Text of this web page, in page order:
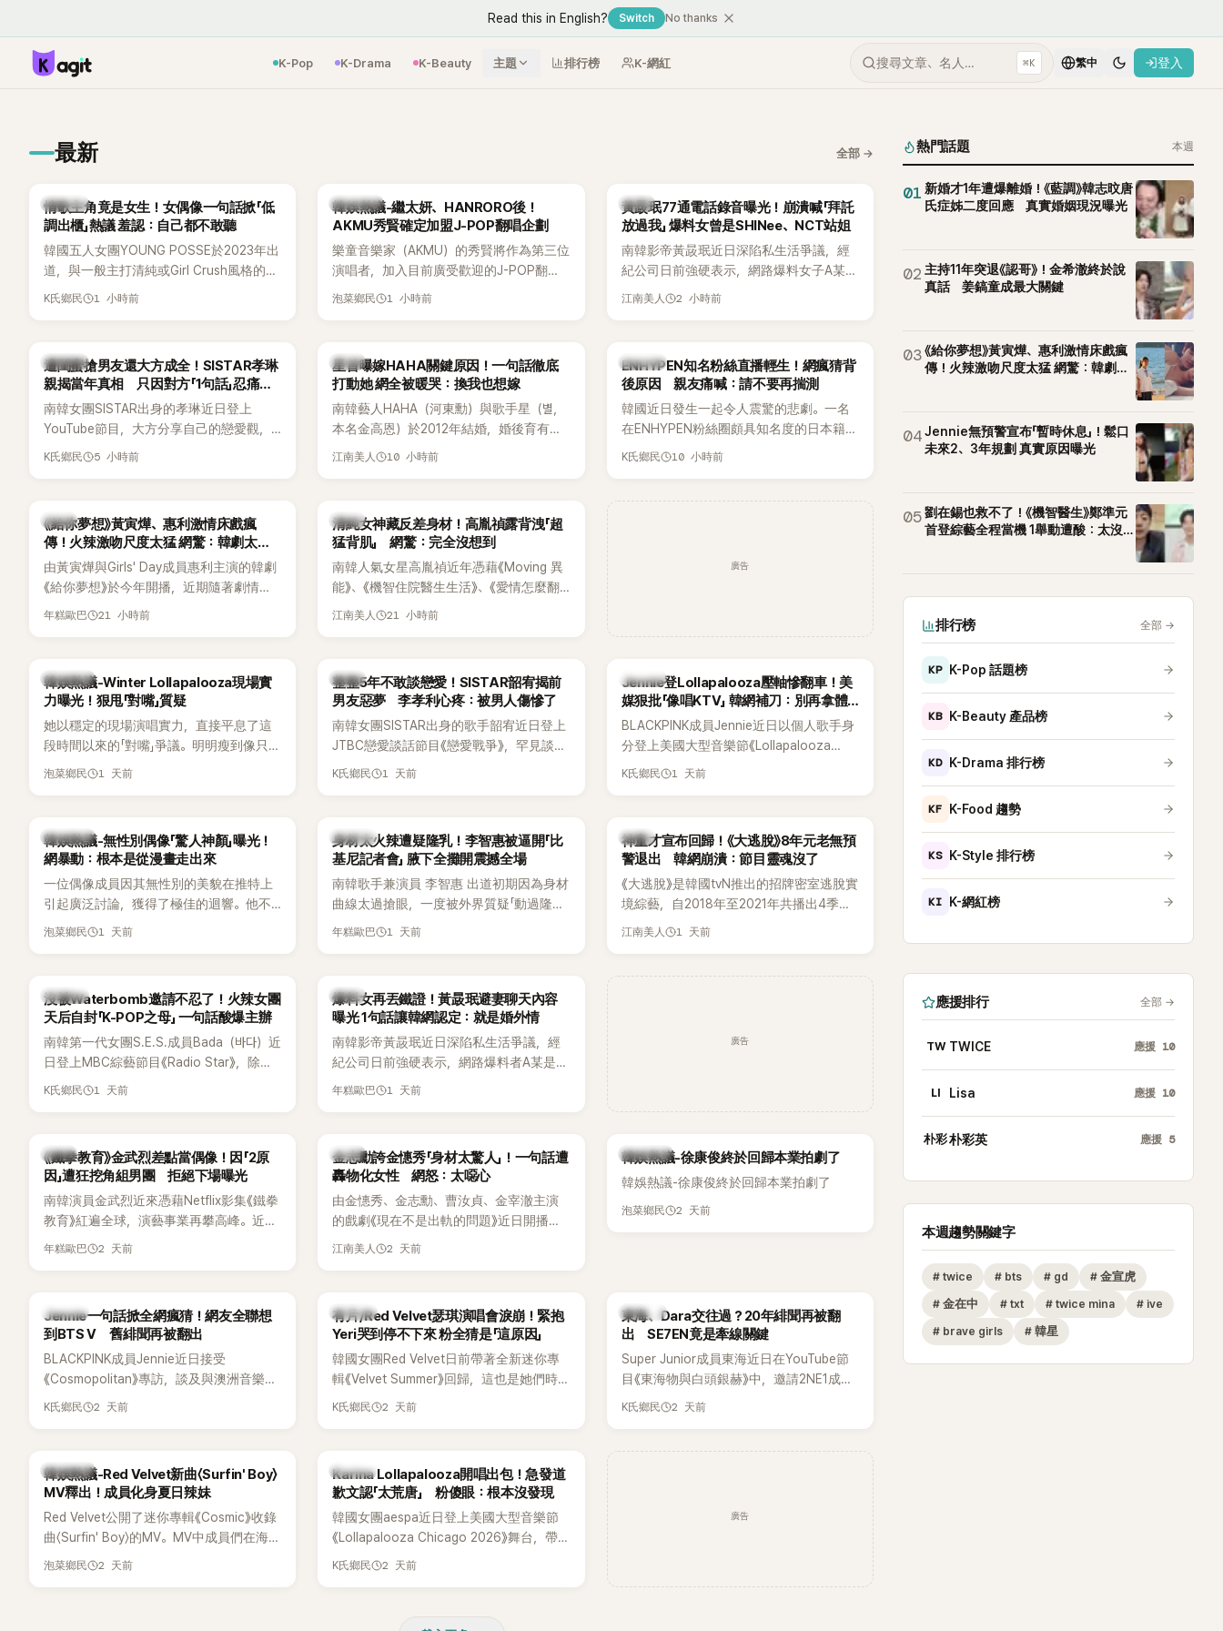
Read this in English? Switch No thanks
K-Pop K-Drama K-Beauty 主題 排行榜 K-網紅 搜尋文章、名人… ⌘K 繁中 登入
最新 全部 →
K-POP
情歌主角竟是女生！女偶像一句話掀「低
調出櫃」熱議 羞認：自己都不敢聽
韓國五人女團YOUNG POSSE於2023年出
道，與一般主打清純或Girl Crush風格的女
團不同，她們以濃厚的Hip-Hop元素、自
的音樂風格，在海外尤其是歐美市場累積
不少人氣，逐漸成為第五代女團中極具辨
識度的新生代代表之一。
K氏鄉民 1 小時前
熱議討論
韓娛熱議-繼太妍、HANRORO後！
AKMU秀賢確定加盟J-POP翻唱企劃
樂童音樂家（AKMU）的秀賢將作為第三位
演唱者，加入目前廣受歡迎的J-POP翻唱
企劃。繼太妍和Hanroro之後，秀賢已獲
泡菜鄉民 1 小時前
韓星
黃晸珉77通電話錄音曝光！崩潰喊「拜託
放過我」 爆料女曾是SHINee、NCT站姐
南韓影帝黃晸珉近日深陷私生活爭議，經
紀公司日前強硬表示，網路爆料女子A某涉
嫌長期跟蹤黃晸珉，已正式採取法律行
的單方面騷擾。如今，韓媒《Dispatch》再
曝光雙方77通電話的錄音內容，而A也首
度承認自己過去曾是SHINee、NCT等偶像
團體的「站姐」，事件持續延燒。
江南美人 2 小時前
K-POP
遭閨蜜搶男友還大方成全！SISTAR孝琳
親揭當年真相 只因對方「1句話」忍痛放
手
南韓女團SISTAR出身的孝琳近日登上
YouTube節目，大方分享自己的戀愛觀，
更首度坦承過去曾遭最好的朋友搶走男
K氏鄉民 5 小時前
韓星
星首曝嫁HAHA關鍵原因！一句話徹底
打動她 網全被暖哭：換我也想嫁
南韓藝人HAHA（河東勳）與歌手星（별，
本名金高恩）於2012年結婚，婚後育有兩
子一女，一家五口生活幸福美滿，也是韓
步入婚姻的最大理由。
江南美人 10 小時前
K-POP
ENHYPEN知名粉絲直播輕生！網瘋猜背
後原因 親友痛喊：請不要再揣測
韓國近日發生一起令人震驚的悲劇。一名
在ENHYPEN粉絲圈頗具知名度的日本籍女
粉絲，日前在TikTok直播期間輕生，最終
K氏鄉民 10 小時前
韓劇
《給你夢想》黃寅燁、惠利激情床戲瘋
傳！火辣激吻尺度太猛 網驚：韓劇太敢
拍
由黃寅燁與Girls' Day成員惠利主演的韓劇
《給你夢想》於今年開播，近期隨著劇情進
入高潮，男女主角的感情線快速升溫。最
年糕歐巴 21 小時前
韓星
清純女神藏反差身材！高胤禎露背洩「超
猛背肌」 網驚：完全沒想到
南韓人氣女星高胤禎近年憑藉《Moving 異
能》、《機智住院醫生生活》、《愛情怎麼翻
譯？》、《努力克服自卑的我們》等多部熱門
近況照意外掀起熱議，不是因為仙氣十足
的美貌，而是藏在纖細身材下的超狂背肌
與肩膀線條，反差感十足，讓不少網友看
傻直呼：「原來她身材這麼猛！」
江南美人 21 小時前
廣告
熱議討論
韓娛熱議-Winter Lollapalooza現場實
力曝光！狠甩「對嘴」質疑
她以穩定的現場演唱實力，直接平息了這
段時間以來的「對嘴」爭議。明明瘦到像只剩
骨頭，怎麼還能唱出這麼驚人的爆發力和
泡菜鄉民 1 天前
韓星
整整5年不敢談戀愛！SISTAR韶宥揭前
男友惡夢 李孝利心疼：被男人傷慘了
南韓女團SISTAR出身的歌手韶宥近日登上
JTBC戀愛談話節目《戀愛戰爭》，罕見談及
自己的感情生活，不僅坦言已經整整5年沒
K氏鄉民 1 天前
K-POP
Jennie登Lollapalooza壓軸慘翻車！美
媒狠批「像唱KTV」 韓網補刀：別再拿體
力當藉口
BLACKPINK成員Jennie近日以個人歌手身
分登上美國大型音樂節《Lollapalooza
Chicago》主舞台，不僅成為首位擔任該音
遭部分網友質疑，就連美國當地媒體也毫
不留情給出負評，甚至形容整場演出「就像
一場豪華KTV」。
K氏鄉民 1 天前
熱議討論
韓娛熱議-無性別偶像「驚人神顏」曝光！
網暴動：根本是從漫畫走出來
一位偶像成員因其無性別的美貌在推特上
引起廣泛討論，獲得了極佳的迴響。他不
僅外型出眾，舞技也備受讚譽。
泡菜鄉民 1 天前
K-POP
身材太火辣遭疑隆乳！李智惠被逼開「比
基尼記者會」 腋下全攤開震撼全場
南韓歌手兼演員 李智惠 出道初期因為身材
曲線太過搶眼，一度被外界質疑「動過隆乳
手術」，最後甚至被公司安排親上火線，召
口回憶這段「隆乳疑雲黑歷史」，話題再度被
翻出來熱議。 2日播出的 SBS 綜藝節目
《我的經紀人太難搞－秘書鎮》，邀請同時
兼顧工作與育兒的演藝圈代表「媽媽群」
——李智惠、李賢怡、李恩亨，以第13位
最近的新聞，李瑞鎮突然直球發問：「妳不
是上新聞了？說妳去做整形？是人中縮短
手術嗎？」一貫犀利又不留情的問法，讓現
場瞬間笑成一片。對此，李智惠也毫不閃
躲，淡定接招，兩人鬥嘴默契十足。 話題
會？」直接點名她當年的風波。李智惠聽了
忍不住笑說：「哥怎麼連這個都知道？」李瑞
鎮則回嘴：「那時候新聞鬧那麼大，不知道
才奇怪吧。」一來一往，氣氛反而更加輕
鬆。 談到當年情況，李智惠終於鬆口坦
言，當時確實被質疑動過隆胸手術。她回
自站出來說清楚。 李智惠進一步解釋，當
時隆胸手術幾乎只有「腋下切開」一種方式，
脆把腋下給大家看，證明我根本沒動過。」
一句話說完，全場瞬間炸鍋，來賓又驚又
笑。 事實上，早在 2006 年，李智惠就為
了證明自己沒有「隆乳」，真的召開了一場泳
年糕歐巴 1 天前
韓星
神童才宣布回歸！《大逃脫》8年元老無預
警退出 韓網崩潰：節目靈魂沒了
《大逃脫》是韓國tvN推出的招牌密室逃脫實
境綜藝，自2018年至2021年共播出4季，
由鄭鍾淵PD打造完整的「大逃脫宇宙
江南美人 1 天前
K-POP
沒被Waterbomb邀請不忍了！火辣女團
天后自封「K-POP之母」 一句話酸爆主辦
南韓第一代女團S.E.S.成員Bada（바다）近
日登上MBC綜藝節目《Radio Star》，除了
分享近況，還罕見公開向夏季音樂節
根本只是懂了皮毛。」一番話笑翻全場，也
引發網友熱議。
K氏鄉民 1 天前
韓星
爆料女再丟鐵證！黃晸珉避妻聊天內容
曝光 1句話讓韓網認定：就是婚外情
南韓影帝黃晸珉近日深陷私生活爭議，經
紀公司日前強硬表示，網路爆料者A某是涉
嫌長期跟蹤黃晸珉的嫌疑人，已採取法律
「雙向互動」，並非外界所稱的單方面騷擾。
年糕歐巴 1 天前
廣告
韓星
《鐵拳教育》金武烈差點當偶像！因「2原
因」遭狂挖角組男團 拒絕下場曝光
南韓演員金武烈近來憑藉Netflix影集《鐵拳
教育》紅遍全球，演藝事業再攀高峰。近日
被爆出一段鮮為人知的出道祕辛，原來他
年糕歐巴 2 天前
韓星
金志勳誇金憓秀「身材太驚人」！一句話遭
轟物化女性 網怒：太噁心
由金憓秀、金志勳、曹汝貞、金宰澈主演
的戲劇《現在不是出軌的問題》近日開播，
為宣傳新作品，四位主演一同出演
味，引發大量批評。
江南美人 2 天前
熱議討論
韓娛熱議-徐康俊終於回歸本業拍劇了
韓娛熱議-徐康俊終於回歸本業拍劇了
泡菜鄉民 2 天前
K-POP
Jennie一句話掀全網瘋猜！網友全聯想
到BTS V 舊緋聞再被翻出
BLACKPINK成員Jennie近日接受
《Cosmopolitan》專訪，談及與澳洲音樂人
Tame Impala合作推出〈Dracula（JENNIE
K氏鄉民 2 天前
K-POP
有片/Red Velvet瑟琪演唱會淚崩！緊抱
Yeri哭到停不下來 粉全猜是「這原因」
韓國女團Red Velvet日前帶著全新迷你專
輯《Velvet Summer》回歸，這也是她們時
隔2年再度推出新作品。為慶祝出道12週
度落淚，令人相當心疼。
K氏鄉民 2 天前
K-POP
東海、Dara交往過？20年緋聞再被翻
出 SE7EN竟是牽線關鍵
Super Junior成員東海近日在YouTube節
目《東海物與白頭銀赫》中，邀請2NE1成員
Dara擔任嘉賓。兩人不僅回憶出道前的青
K氏鄉民 2 天前
熱議討論
韓娛熱議-Red Velvet新曲〈Surfin' Boy〉
MV釋出！成員化身夏日辣妹
Red Velvet公開了迷你專輯《Cosmic》收錄
曲〈Surfin' Boy〉的MV。MV中成員們在海邊
享受夏日，展現了清爽活潑的魅力。
泡菜鄉民 2 天前
K-POP
Karina Lollapalooza開唱出包！急發道
歉文認「太荒唐」 粉傻眼：根本沒發現
韓國女團aespa近日登上美國大型音樂節
《Lollapalooza Chicago 2026》舞台，帶
來多首代表作與新歌演出，現場氣氛嗨
K氏鄉民 2 天前
廣告
熱門話題 本週
01 新婚才1年遭爆離婚！《藍調》韓志旼唐
氏症姊二度回應 真實婚姻現況曝光
02 主持11年突退《認哥》！金希澈終於說
真話 姜鎬童成最大關鍵
03《給你夢想》黃寅燁、惠利激情床戲瘋
傳！火辣激吻尺度太猛 網驚：韓劇太
04Jennie無預警宣布「暫時休息」！鬆口
未來2、3年規劃 真實原因曝光
05劉在錫也救不了！《機智醫生》鄭準元
首登綜藝全程當機 1舉動遭酸：太沒誠
排行榜 全部 →
KP K-Pop 話題榜
KB K-Beauty 產品榜
KD K-Drama 排行榜
KF K-Food 趨勢
KS K-Style 排行榜
KI K-網紅榜
應援排行 全部 →
TW TWICE 應援 10
LI Lisa 應援 10
朴彩朴彩英 應援 5
本週趨勢關鍵字
# twice # bts # gd # 金宣虎
# 金在中 # txt # twice mina # ive
# brave girls # 韓星